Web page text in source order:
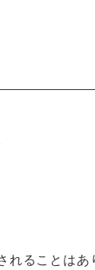
ることはあ